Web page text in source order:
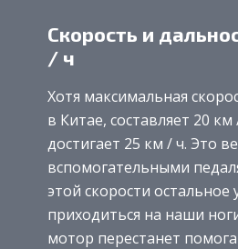
Скорость и
/ ч
Хотя максимальная
в Китае, составляет 20 км
достигает 25 км / ч. Это
вспомогательными
этой скорости остальное
приходиться на наши
мотор перестанет